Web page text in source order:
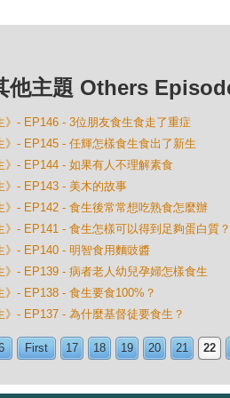
他主題 Others
》- EP146 - 3位朋友食生食走了重症
》- EP145 - 任輝怎樣食生食出了新生
》- EP144 - 如果有人不理解素食
》- EP143 - 美木的故事
》- EP142 - 食生後常常想吃熟食怎麼辦
》- EP141 - 食生怎樣可以得到足夠蛋白質？
》- EP140 - 明智食用麵豉醬
》- EP139 - 病者老人幼兒孕婦怎樣食生
》- EP138 - 食生要食100%？
》- EP137 - 為什麼基督徒要食生？
First 17 18 19 20 21 22